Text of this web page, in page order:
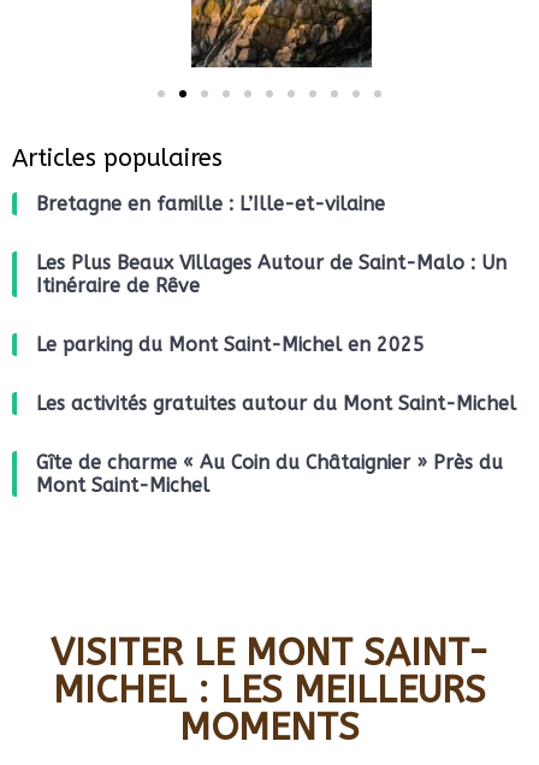
Articles populaires
Bretagne en famille : L’Ille-et-vilaine
Les Plus Beaux Villages Autour de Saint-Malo : Un
Itinéraire de Rêve
Le parking du Mont Saint-Michel en 2025
Les activités gratuites autour du Mont Saint-Michel
Gîte de charme « Au Coin du Châtaignier » Près du
Mont Saint-Michel
VISITER LE MONT SAINT-
MICHEL : LES MEILLEURS
MOMENTS